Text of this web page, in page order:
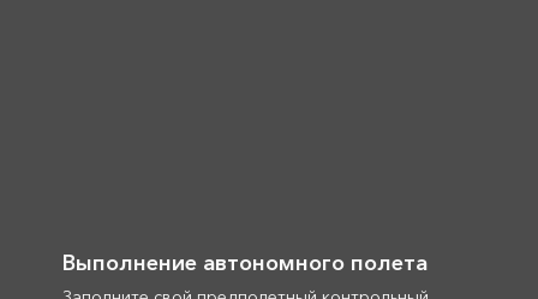
Выполнение автономного полета